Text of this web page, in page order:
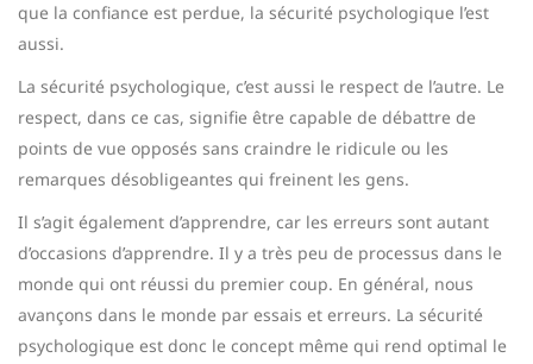
que la confiance est perdue, la sécurité psychologique l’est
aussi.
La sécurité psychologique, c’est aussi le respect de l’autre. Le
respect, dans ce cas, signifie être capable de débattre de
points de vue opposés sans craindre le ridicule ou les
remarques désobligeantes qui freinent les gens.
Il s’agit également d’apprendre, car les erreurs sont autant
d’occasions d’apprendre. Il y a très peu de processus dans le
monde qui ont réussi du premier coup. En général, nous
avançons dans le monde par essais et erreurs. La sécurité
psychologique est donc le concept même qui rend optimal le